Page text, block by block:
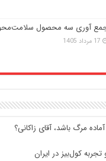
آوری سه محصول سلامت‌محور
17 مرداد 1405
مرگ باشد، آقای زاکانی؟
کول‌بیز در ایران